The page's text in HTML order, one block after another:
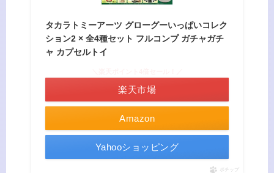
タカラトミーアーツ グローグーいっぱいコレク
ション2 × 全4種セット フルコンプ ガチャガチ
ャ カプセルトイ
Amazon
楽天市場
Yahooショッピング
ポチップ